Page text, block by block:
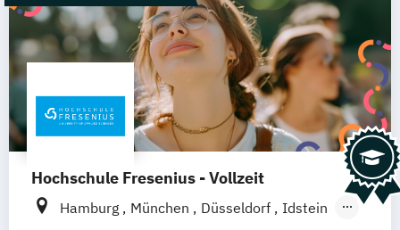
Hochschule Fresenius - Vollzeit
Hamburg München Düsseldorf
Idstein